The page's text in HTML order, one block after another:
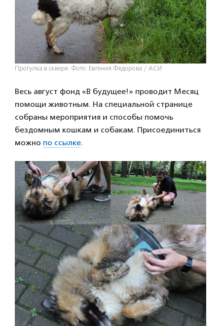
Прогулка в сквере. Фото: Евгения Федорова / АСИ
Весь август фонд «В будущее!» проводит Месяц
помощи животным. На специальной странице
собраны мероприятия и способы помочь
бездомным кошкам и собакам. Присоединиться
можно по ссылке.